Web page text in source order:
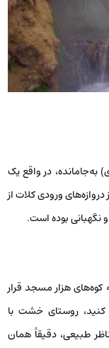
که از دوره ایلخانیان (قرن ۷ هجری) به‌جامانده،‌ در واقع یک
ورودی کلات از
نگهبانی بوده است.
هزار مسجد قرار
کنید، روستای خشت با
طبیعی، دقیقاً همان